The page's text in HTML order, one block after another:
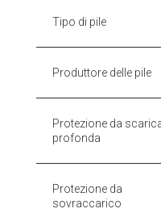
Tipo di pile
Produttore delle pile
Protezione da
profonda
Protezione da
sovraccarico